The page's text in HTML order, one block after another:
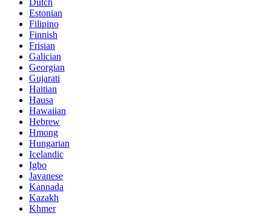
Dutch
Estonian
Filipino
Finnish
Frisian
Galician
Georgian
Gujarati
Haitian
Hausa
Hawaiian
Hebrew
Hmong
Hungarian
Icelandic
Igbo
Javanese
Kannada
Kazakh
Khmer